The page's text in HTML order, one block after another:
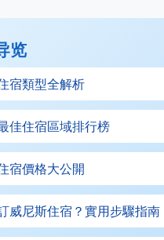
览
宿類型全解析
佳住宿區域排行榜
宿價格大公開
威尼斯住宿？實用步驟指南